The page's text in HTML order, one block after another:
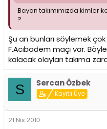
Bayan takımımızda kimler
?
Şu an bunları söylemek
F.Acıbadem maçı var.
kalacak olayları takıma
S Sercan Özbek
Kayıtlı Üye
21 Nis 2010